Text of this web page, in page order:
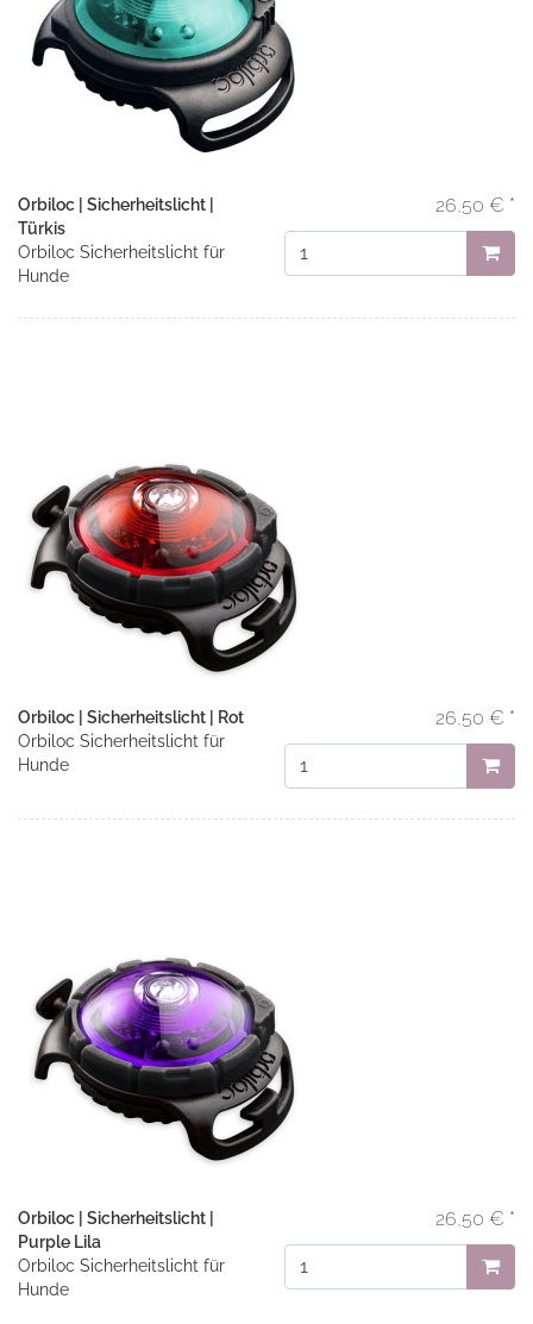
Orbiloc | Sicherheitslicht |
Türkis
Orbiloc Sicherheitslicht für
Hunde
26,50 € *
Orbiloc | Sicherheitslicht | Rot
Orbiloc Sicherheitslicht für
Hunde
26,50 € *
Orbiloc | Sicherheitslicht |
Purple Lila
Orbiloc Sicherheitslicht für
Hunde
26,50 € *